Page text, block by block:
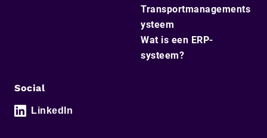
Transportmanagements
ysteem
Wat is een ERP-
systeem?
Social
LinkedIn